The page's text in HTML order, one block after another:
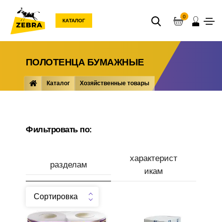
КАТАЛОГ
0
ПОЛОТЕНЦА БУМАЖНЫЕ
Каталог Хозяйственные товары
Фильтровать по:
разделам
характерист
икам
Производитель
Сортировка
Полотенца бумажные
Полотенца бумажные д/